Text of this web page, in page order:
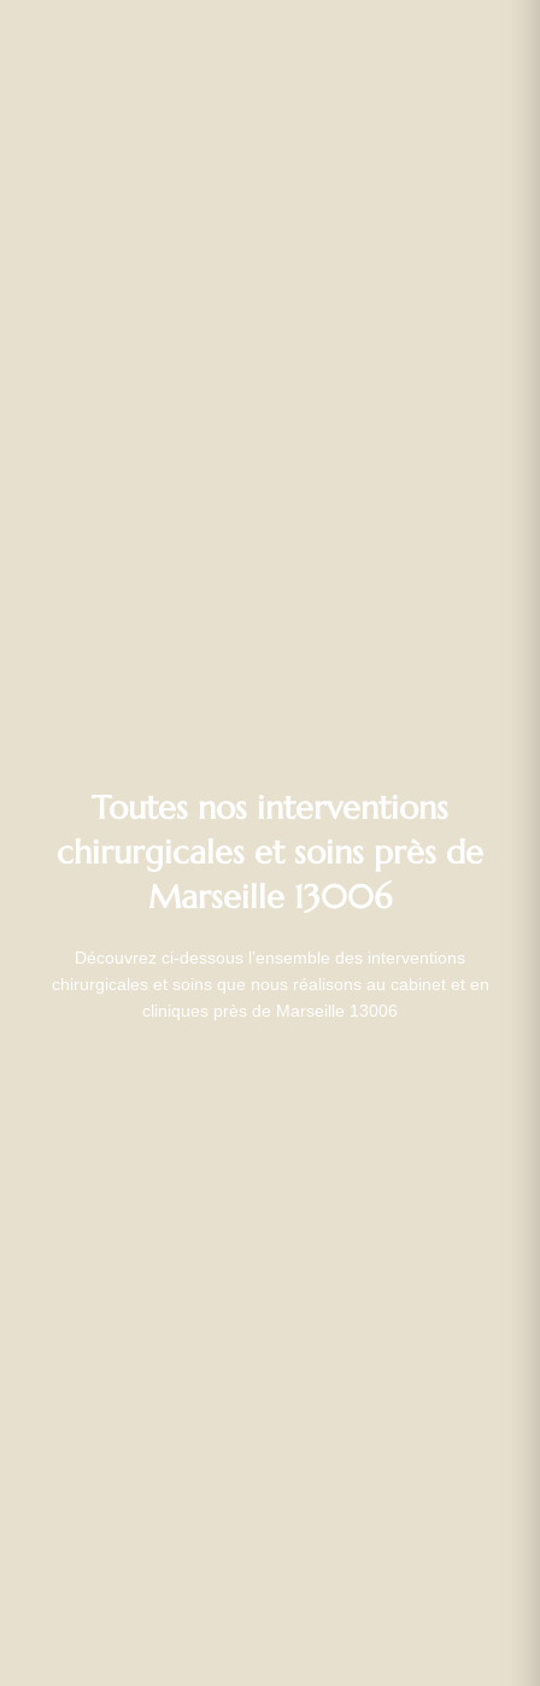
Toutes nos interventions
chirurgicales et soins près de
Marseille 13006
Découvrez ci-dessous l’ensemble des interventions
chirurgicales et soins que nous réalisons au cabinet et en
cliniques près de Marseille 13006